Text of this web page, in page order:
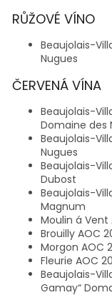
RŮŽOVÉ VÍNO
Beaujolais-
Nugues
ČERVENÁ VÍNA
Beaujolais-
Domaine des
Beaujolais-
Nugues
Beaujolais-
Dubost
Beaujolais-
Magnum
Moulin á Vent
Brouilly AOC
Morgon AOC
Fleurie AOC
Beaujolais-
Gamay“